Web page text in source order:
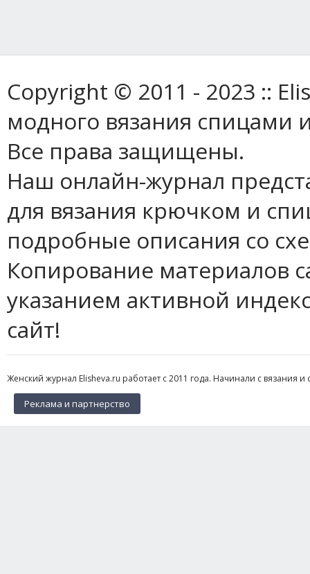
Copyright © 2011 - 2023 ::
модного вязания спицами
Все права защищены.
Наш онлайн-журнал
для вязания крючком и
подробные описания со
Копирование материалов
указанием активной
сайт!
Женский журнал Elisheva.ru работает с 2011 года. Начинали с вязания
Реклама и партнерство